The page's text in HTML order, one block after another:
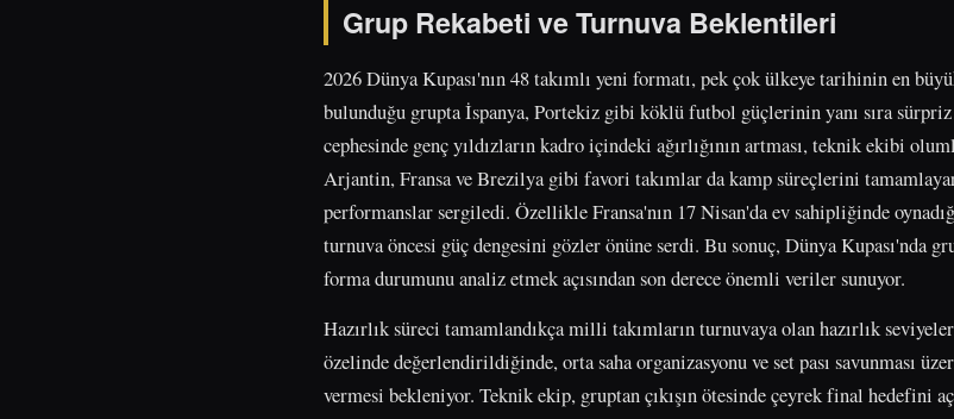
Grup Rekabeti ve Turnuva Beklentileri
2026 Dünya Kupası'nın 48 takımlı yeni formatı, pek çok ülkeye tarihinin en
bulunduğu grupta İspanya, Portekiz gibi köklü futbol güçlerinin yanı sıra
cephesinde genç yıldızların kadro içindeki ağırlığının artması, teknik ekibi
Arjantin, Fransa ve Brezilya gibi favori takımlar da kamp süreçlerini
performanslar sergiledi. Özellikle Fransa'nın 17 Nisan'da ev sahipliğinde
turnuva öncesi güç dengesini gözler önüne serdi. Bu sonuç, Dünya Kupası'nda
forma durumunu analiz etmek açısından son derece önemli veriler sunuyor.
Hazırlık süreci tamamlandıkça milli takımların turnuvaya olan hazırlık
özelinde değerlendirildiğinde, orta saha organizasyonu ve set pası savunması
vermesi bekleniyor. Teknik ekip, gruptan çıkışın ötesinde çeyrek final hedefini